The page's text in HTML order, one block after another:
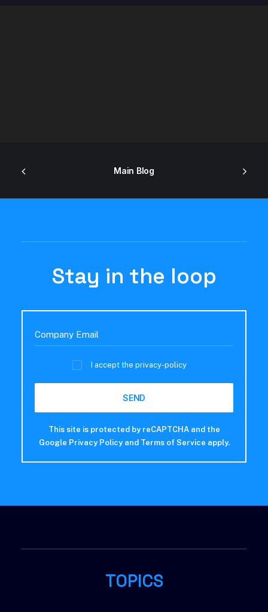
Main Blog
Stay in the loop
I accept theprivacy-policy
This site is protected by reCAPTCHA and the
Google Privacy Policyand Terms of Service apply.
TOPICS